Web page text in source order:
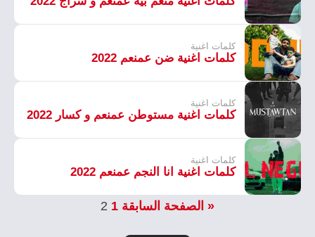
كلمات اغنية
كلمات اغنية ضن عمنعم 2022
كلمات اغنية
كلمات اغنية مستوطن عمنعم و كسار 2022
كلمات اغنية
كلمات اغنية انا النجم عمنعم 2022
« الصفحة السابقة 1
2